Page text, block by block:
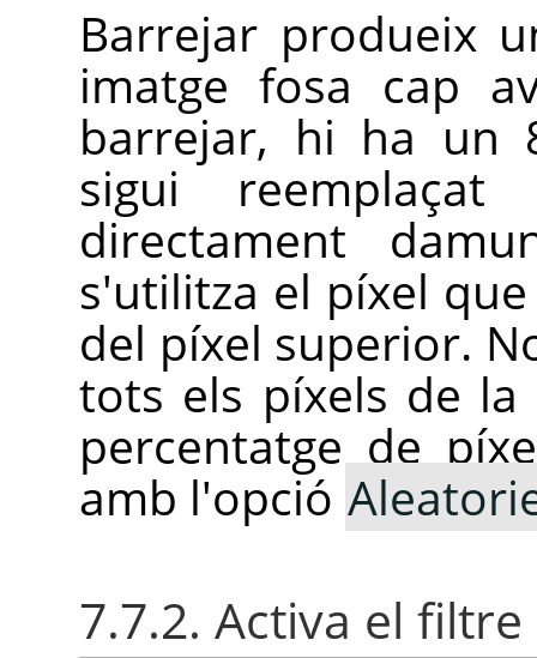
Barrejar produeix
imatge fosa cap
barrejar, hi ha un
sigui
directament
s'utilitza el píxel
del píxel superior.
tots els píxels de la
percentatge de
amb l'opció
7.7.2. Activa el filtre